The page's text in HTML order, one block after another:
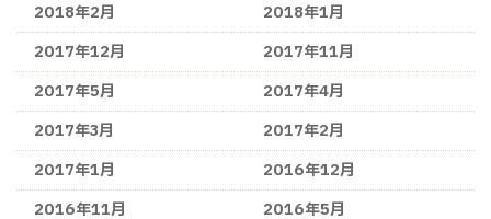
2018年2月
2018年1月
2017年12月
2017年11月
2017年5月
2017年4月
2017年3月
2017年2月
2017年1月
2016年12月
2016年11月
2016年5月